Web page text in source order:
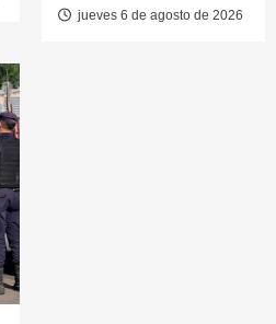
jueves 6 de agosto de 2026